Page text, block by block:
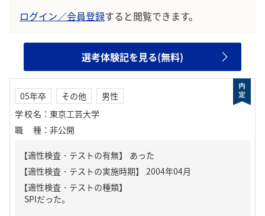
ログイン／会員登録すると閲覧できます。
選考体験記を見る(無料)
05年卒 その他
男性
学校名 ： 東京工芸大学
職種 ： 非公開
【適性検査・テストの有無】 あった
【適性検査・テストの種類】
SPIだった。